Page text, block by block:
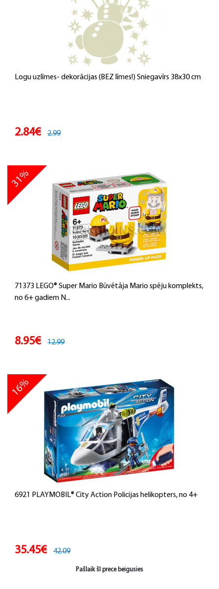
Logu uzlīmes- dekorācijas (BEZ līmes!) Sniegavīrs 38x30 cm
2.84€ 2.99
71373 LEGO® Super Mario Būvētāja Mario spēju komplekts,
no 6+ gadiem N...
31%
8.95€ 12.99
6921 PLAYMOBIL® City Action Policijas helikopters, no 4+
16%
35.45€ 42.09
Pašlaik šī prece beigusies